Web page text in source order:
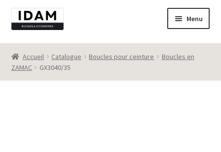
Aller
à
Aller
au
Menu
Catalogue
New
Accueil Catalogue Boucles pour ceinture
Boucles en
ZAMAC
GX3040/35